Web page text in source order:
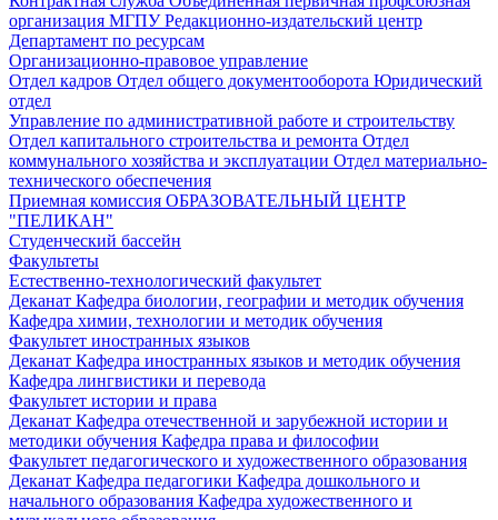
организация МГПУРедакционно-издательский центр
Департамент по ресурсам
Организационно-правовое управление
Отдел кадров Отдел общего документооборота Юридический
отдел
Управление по административной работе и строительству
Отдел капитального строительства и ремонта Отдел
коммунального хозяйства и эксплуатации Отдел материально-
технического обеспечения
Приемная комиссия ОБРАЗОВАТЕЛЬНЫЙ ЦЕНТР
"ПЕЛИКАН"
Студенческий бассейн
Факультеты
Естественно-технологический факультет
Деканат Кафедра биологии, географии и методик обучения
Кафедра химии, технологии и методик обучения
Факультет иностранных языков
Деканат Кафедра иностранных языков и методик обучения
Кафедра лингвистики и перевода
Факультет истории и права
Деканат Кафедра отечественной и зарубежной истории и
методики обучения Кафедра права и философии
Факультет педагогического и художественного образования
Деканат Кафедра педагогики Кафедра дошкольного и
начального образования Кафедра художественного и